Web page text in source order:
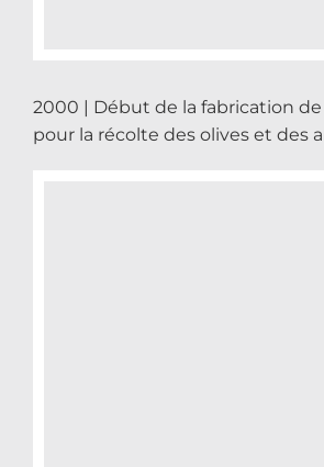
2000 | Début de la fabrication
pour la récolte des olives et des